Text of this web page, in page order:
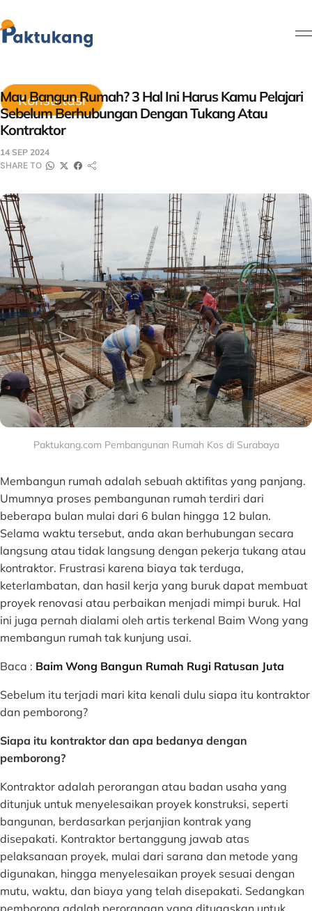
Konsultasi
Mau Bangun Rumah? 3 Hal Ini Harus Kamu Pelajari
Sebelum Berhubungan Dengan Tukang Atau
Kontraktor
14 SEP 2024
SHARE TO
Paktukang.com Pembangunan Rumah Kos di Surabaya
Membangun rumah adalah sebuah aktifitas yang panjang.
Umumnya proses pembangunan rumah terdiri dari
beberapa bulan mulai dari 6 bulan hingga 12 bulan.
Selama waktu tersebut, anda akan berhubungan secara
langsung atau tidak langsung dengan pekerja tukang atau
kontraktor. Frustrasi karena biaya tak terduga,
keterlambatan, dan hasil kerja yang buruk dapat membuat
proyek renovasi atau perbaikan menjadi mimpi buruk. Hal
ini juga pernah dialami oleh artis terkenal Baim Wong yang
membangun rumah tak kunjung usai.
Baca : Baim Wong Bangun Rumah Rugi Ratusan Juta
Sebelum itu terjadi mari kita kenali dulu siapa itu kontraktor
dan pemborong?
Siapa itu kontraktor dan apa bedanya dengan
pemborong?
Kontraktor adalah perorangan atau badan usaha yang
ditunjuk untuk menyelesaikan proyek konstruksi, seperti
bangunan, berdasarkan perjanjian kontrak yang
disepakati. Kontraktor bertanggung jawab atas
pelaksanaan proyek, mulai dari sarana dan metode yang
digunakan, hingga menyelesaikan proyek sesuai dengan
mutu, waktu, dan biaya yang telah disepakati. Sedangkan